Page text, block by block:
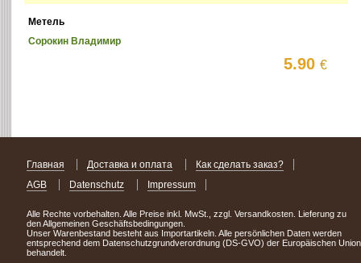
Метель
Сорокин Владимир
5.90€
Главная Доставка и оплата
Как сделать заказ?
AGB
Datenschutz Impressum
Alle Rechte vorbehalten. Alle Preise inkl. MwSt., zzgl. Versandkosten. Lieferung zu
den Allgemeinen Geschäftsbedingungen.
Unser Warenbestand besteht aus Importartikeln. Alle persönlichen Daten werden
entsprechend dem Datenschutzgrundverordnung (DS-GVO) der Europäischen Union
behandelt.